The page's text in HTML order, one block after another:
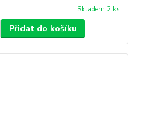
Skladem 2 ks
Přidat do košíku